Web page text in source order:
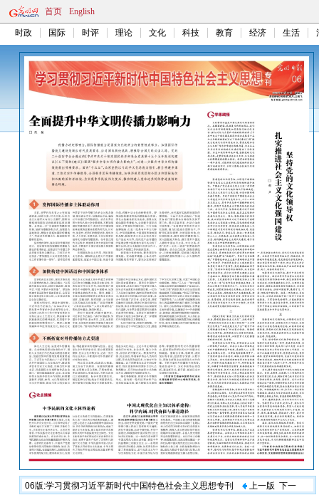
首页 English
时政 国际 时评 理论 文化 科技 教育 经济 生活
06版:学习贯彻习近平新时代中国特色社会主义思想专刊 上一版 下一